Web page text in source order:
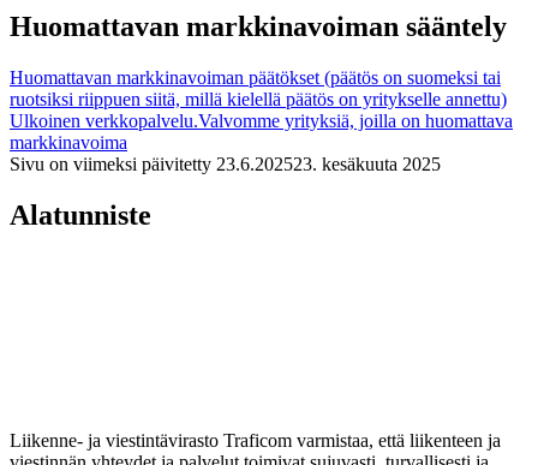
Huomattavan markkinavoiman sääntely
Huomattavan markkinavoiman päätökset (päätös on suomeksi tai
ruotsiksi riippuen siitä, millä kielellä päätös on yritykselle annettu)
Ulkoinen verkkopalvelu.Valvomme yrityksiä, joilla on huomattava
markkinavoima
Sivu on viimeksi päivitetty 23.6.202523. kesäkuuta 2025
Alatunniste
Liikenne- ja viestintävirasto Traficom varmistaa, että liikenteen ja